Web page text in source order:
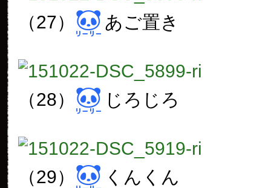
（27） あご置き
（28） じろじろ
（29） くんくん